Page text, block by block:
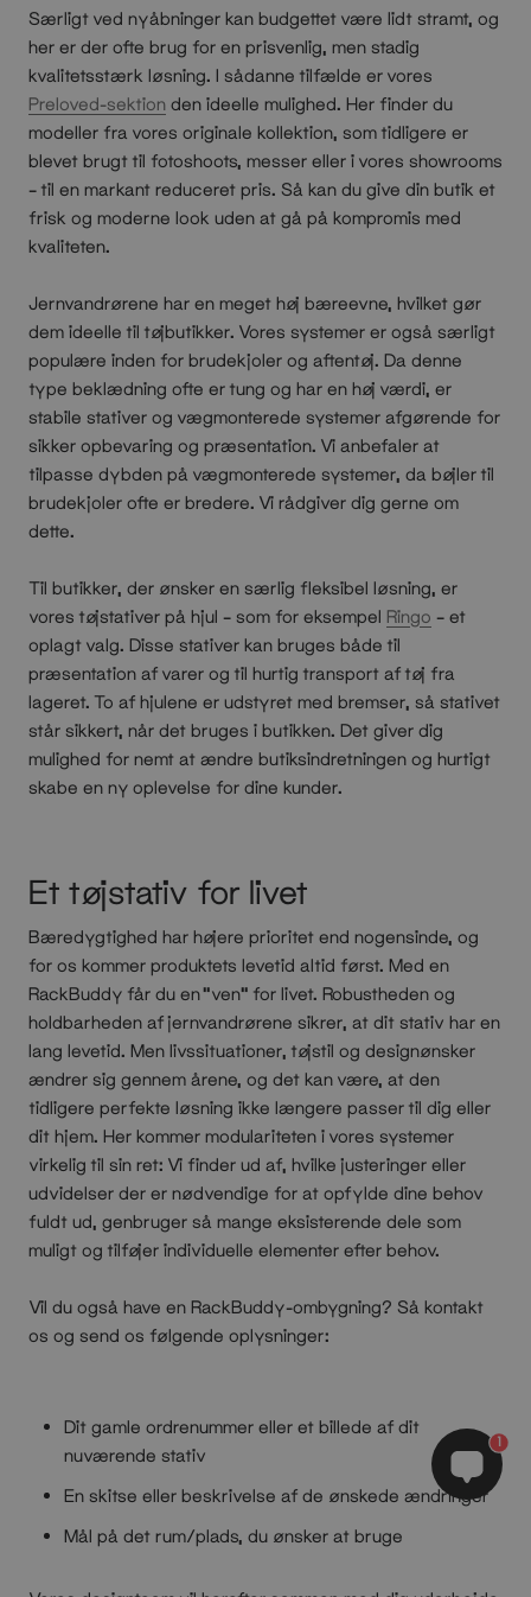
Særligt ved nyåbninger kan budgettet være lidt stramt, og
her er der ofte brug for en prisvenlig, men stadig
kvalitetsstærk løsning. I sådanne tilfælde er vores
Preloved-sektion den ideelle mulighed. Her finder du
modeller fra vores originale kollektion, som tidligere er
blevet brugt til fotoshoots, messer eller i vores showrooms
– til en markant reduceret pris. Så kan du give din butik et
frisk og moderne look uden at gå på kompromis med
kvaliteten.
Jernvandrørene har en meget høj bæreevne, hvilket gør
dem ideelle til tøjbutikker. Vores systemer er også særligt
populære inden for brudekjoler og aftentøj. Da denne
type beklædning ofte er tung og har en høj værdi, er
stabile stativer og vægmonterede systemer afgørende for
sikker opbevaring og præsentation. Vi anbefaler at
tilpasse dybden på vægmonterede systemer, da bøjler til
brudekjoler ofte er bredere. Vi rådgiver dig gerne om
dette.
Til butikker, der ønsker en særlig fleksibel løsning, er
vores tøjstativer på hjul – som for eksempel Ringo – et
oplagt valg. Disse stativer kan bruges både til
præsentation af varer og til hurtig transport af tøj fra
lageret. To af hjulene er udstyret med bremser, så stativet
står sikkert, når det bruges i butikken. Det giver dig
mulighed for nemt at ændre butiksindretningen og hurtigt
skabe en ny oplevelse for dine kunder.
Et tøjstativ for livet
Bæredygtighed har højere prioritet end nogensinde, og
for os kommer produktets levetid altid først. Med en
RackBuddy får du en “ven” for livet. Robustheden og
holdbarheden af jernvandrørene sikrer, at dit stativ har en
lang levetid. Men livssituationer, tøjstil og designønsker
ændrer sig gennem årene, og det kan være, at den
tidligere perfekte løsning ikke længere passer til dig eller
dit hjem. Her kommer modulariteten i vores systemer
virkelig til sin ret: Vi finder ud af, hvilke justeringer eller
udvidelser der er nødvendige for at opfylde dine behov
fuldt ud, genbruger så mange eksisterende dele som
muligt og tilføjer individuelle elementer efter behov.
Vil du også have en RackBuddy-ombygning? Så kontakt
os og send os følgende oplysninger:
Dit gamle ordrenummer eller et billede af dit
nuværende stativ
En skitse eller beskrivelse af de ønskede ændringer
Mål på det rum/plads, du ønsker at bruge
1